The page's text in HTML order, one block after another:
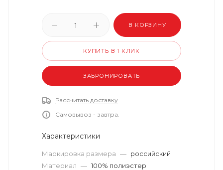
В КОРЗИНУ
КУПИТЬ В 1 КЛИК
ЗАБРОНИРОВАТЬ
Рассчитать доставку
Самовывоз - завтра.
Характеристики
Маркировка размера — российский
Материал — 100% полиэстер